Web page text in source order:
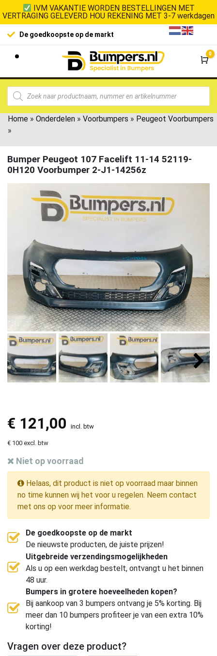
IVM VAKANTIE WORDEN BESTELLINGEN MET
VERTRAGING GELEVERD HOU REKENING MET 3-7 werkdagen
De goedkoopste op de markt
0
Home » Onderdelen » Voorbumpers » Peugeot Voorbumpers
»
Bumper Peugeot 107 Facelift 11-14 52119-
0H120 Voorbumper 2-J1-14256z
€ 121,00 incl. btw
€ 100 excl. btw
Niet op voorraad
Helaas, dit product is niet op voorraad maar binnen
no time kunnen wij het voor u regelen. Neem contact
met ons op voor meer informatie.
De goedkoopste op de markt
De nieuwste producten, de juiste prijzen!
Uitgebreide verzendingsmogelijkheden
Als u op een werkdag bestelt, ontvangt u het binnen
48 uur.
Bumpers in grotere hoeveelheden kopen?
Bij aankoop van 3 bumpers ontvang je 5% korting. Bij
meer dan 10 bumpers profiteer je van een extra 10%
korting!
Vragen over deze product?